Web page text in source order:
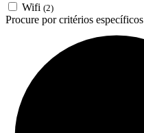
Wifi (2)
Procure por critérios específicos